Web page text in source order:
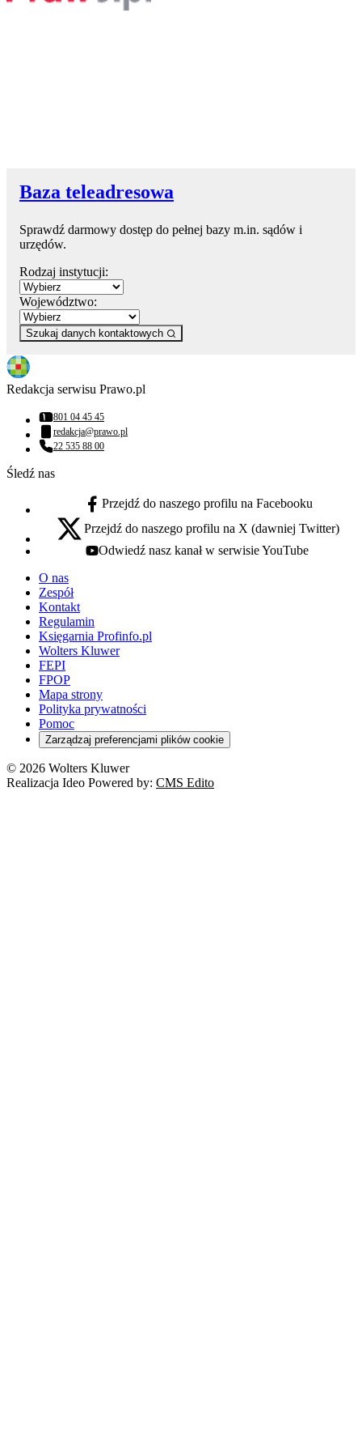
Baza teleadresowa
Sprawdź darmowy dostęp do pełnej bazy m.in. sądów i
urzędów.
Rodzaj instytucji:
Województwo:
Szukaj danych kontaktowych
Redakcja serwisu Prawo.pl
Numer telefonu:
801 04 45 45
Adres email:
redakcja@prawo.pl
Numer telefonu:
22 535 88 00
Śledź nas
facebook - otwiera się w nowej karcie
Przejdź do naszego profilu na Facebooku
x - otwiera się w nowej karcie
Przejdź do naszego profilu na X (dawniej Twitter)
youtube - otwiera się w nowej karcie
Odwiedź nasz kanał w serwisie YouTube
O nas
Zespół
Kontakt
Regulamin
Księgarnia Profinfo.pl
Wolters Kluwer
FEPI
FPOP
Mapa strony
Polityka prywatności
Pomoc
Zarządzaj preferencjami plików cookie
© 2026 Wolters Kluwer
Realizacja Ideo Powered by: CMS Edito